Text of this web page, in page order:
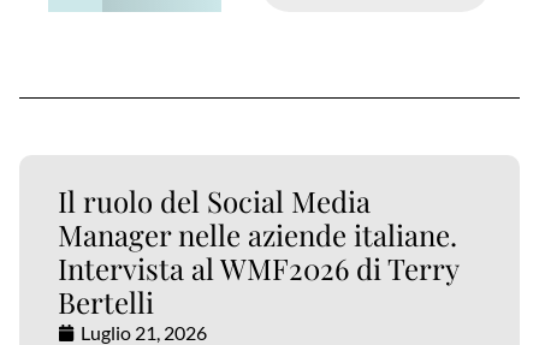
Il ruolo del Social Media
Manager nelle aziende italiane.
Intervista al WMF2026 di Terry
Bertelli
Luglio 21, 2026